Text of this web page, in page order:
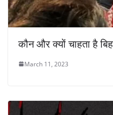
कौन और क्यों चाहता है
March 11, 2023